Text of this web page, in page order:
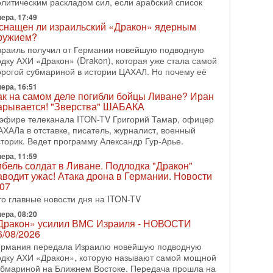
2026, 08:42
отменил удар по Ирану - НОВОСТИ
08/2026
США Дональд Трамп сегодня заявил об
подготовленного удара по Ирану после
Тегерана и других стран региона. По его
2026, 17:50
голос» Израиля: кто заберет его на этот
русскоязычных репатриантов не раз кардинально
политический ландшафт Израиля. Достаточно
взлет партии «Исраэль ба-алия», когда
2026, 17:00
закрытых дверей: о чём на самом деле
Трамп и Нетаньяху?
визит премьер-министра Израиля Биньямина
в США и его встреча с Дональдом Трампом
больше вопросов, чем ответов. Полная
07-2026, 15:18
готовит покушение на Нетаниягу! Трамп не
эскалации, но КСИР готовит взрыв!
телеканала ITON-TV СЕРГЕЙ МИГДАЛЬ,
17:49
ли израильский «Дракон» ядерным
получил от Германии новейшую подводную
АХИ «Дракон» (Drakon), которая уже стала самой
субмариной в истории ЦАХАЛ. Но почему её
16:51
на самом деле погибли бойцы Ливане? Иран
"Зверства" ШАБАКА
телеканала ITON-TV Григорий Тамар, офицер
в отставке, писатель, журналист, военный
Ведет программу Александр Гур-Арье.
11:59
солдат в Ливане. Подлодка "Дракон"
ужас! Атака дрона в Германии. Новости
главные новости дня на ITON-TV
08:20
усилил ВМС Израиля - НОВОСТИ
08/2026
передала Израилю новейшую подводную
АХИ «Дракон», которую называют самой мощной
на Ближнем Востоке. Передача прошла на